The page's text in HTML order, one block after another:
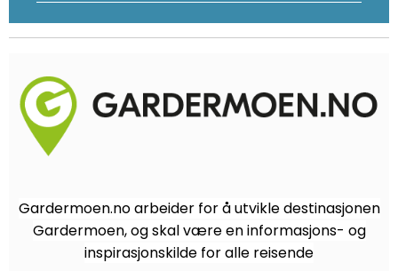
Gardermoen.no arbeider for å utvikle destinasjonen
Gardermoen, og skal være en informasjons- og
inspirasjonskilde for alle reisende